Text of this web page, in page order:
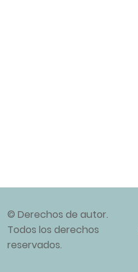
© Derechos de autor.
Todos los derechos
reservados.